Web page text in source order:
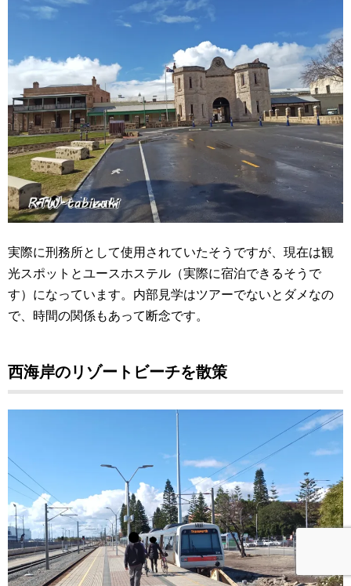
実際に刑務所として使用されていたそうですが、現在は観
光スポットとユースホステル（実際に宿泊できるそうで
す）になっています。内部見学はツアーでないとダメなの
で、時間の関係もあって断念です。
西海岸のリゾートビーチを散策